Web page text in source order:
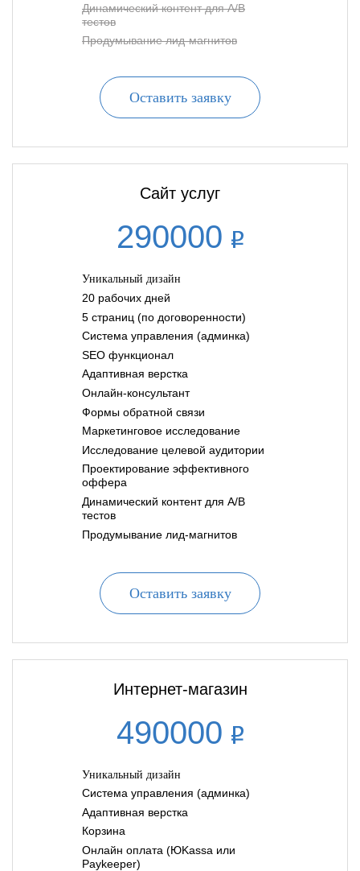
Динамический контент для A/B
тестов
Продумывание лид-магнитов
Оставить заявку
Сайт услуг
290000
Уникальный дизайн
20 рабочих дней
5 страниц (по договоренности)
Система управления (админка)
SEO функционал
Адаптивная верстка
Онлайн-консультант
Формы обратной связи
Маркетинговое исследование
Исследование целевой аудитории
Проектирование эффективного
оффера
Динамический контент для A/B
тестов
Продумывание лид-магнитов
Оставить заявку
Интернет-магазин
490000
Уникальный дизайн
Система управления (админка)
Адаптивная верстка
Корзина
Онлайн оплата (ЮKassa или
Paykeeper)